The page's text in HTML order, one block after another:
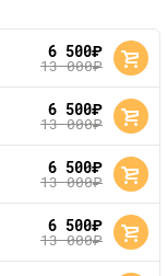
6 500руб.
13 000руб.
6 500руб.
13 000руб.
6 500руб.
13 000руб.
6 500руб.
13 000руб.